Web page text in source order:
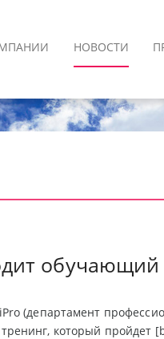
НОВОСТИ
обучающий
(департамент
который пройдет